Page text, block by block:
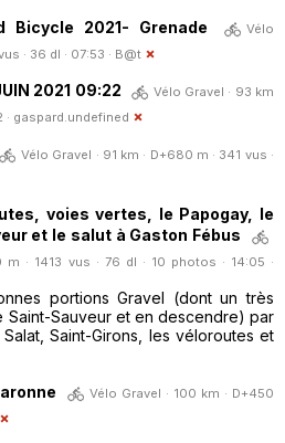
Bicycle 2021- Grenade
Vélo
· 36 dl · 07:53 · B@t
2021 09:22
Vélo Gravel · 93 km
· gaspard.undefined
Vélo Gravel · 91 km · D+680 m · 341 vus ·
voies vertes, le Papogay, le
et le salut à Gaston Fébus
· 1413 vus · 76 dl · 10 photos · 14:05 ·
portions Gravel (dont un très
Saint-Sauveur et en descendre) par
Saint-Girons, les véloroutes et
Vélo Gravel · 100 km · D+450